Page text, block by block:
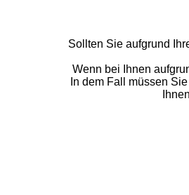
Sollten Sie aufgrund
Wenn bei Ihnen
In dem Fall müssen